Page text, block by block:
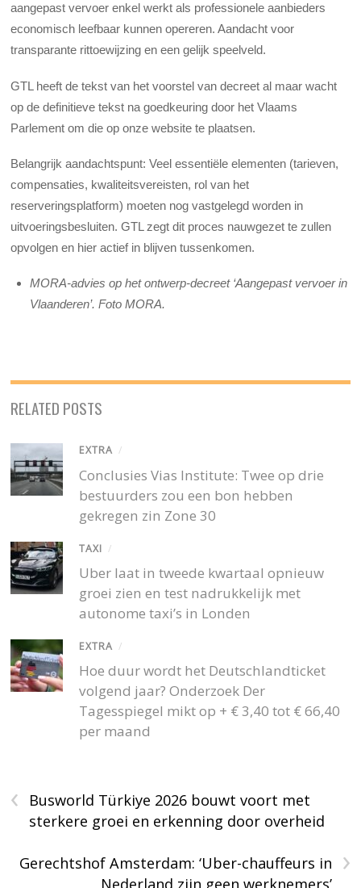
aangepast vervoer enkel werkt als professionele aanbieders
economisch leefbaar kunnen opereren. Aandacht voor
transparante rittoewijzing en een gelijk speelveld.
GTL heeft de tekst van het voorstel van decreet al maar wacht
op de definitieve tekst na goedkeuring door het Vlaams
Parlement om die op onze website te plaatsen.
Belangrijk aandachtspunt: Veel essentiële elementen (tarieven,
compensaties, kwaliteitsvereisten, rol van het
reserveringsplatform) moeten nog vastgelegd worden in
uitvoeringsbesluiten. GTL zegt dit proces nauwgezet te zullen
opvolgen en hier actief in blijven tussenkomen.
MORA-advies op het ontwerp-decreet ‘Aangepast vervoer in
Vlaanderen’. Foto MORA.
RELATED POSTS
EXTRA /
Conclusies Vias Institute: Twee op drie
bestuurders zou een bon hebben
gekregen zin Zone 30
TAXI /
Uber laat in tweede kwartaal opnieuw
groei zien en test nadrukkelijk met
autonome taxi’s in Londen
EXTRA /
Hoe duur wordt het Deutschlandticket
volgend jaar? Onderzoek Der
Tagesspiegel mikt op + € 3,40 tot € 66,40
per maand
‹
Busworld Türkiye 2026 bouwt voort met
sterkere groei en erkenning door overheid
›
Gerechtshof Amsterdam: ‘Uber-chauffeurs in
Nederland zijn geen werknemers’